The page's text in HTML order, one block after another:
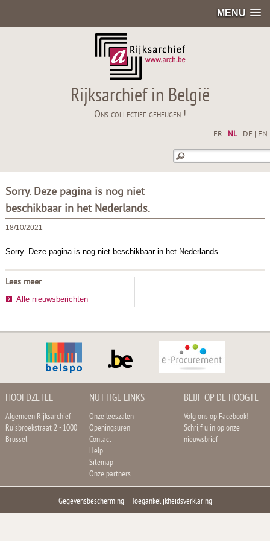
MENU
Rijksarchief in België
Ons collectief geheugen !
FR NL| DE EN
Sorry. Deze pagina is nog niet
beschikbaar in het Nederlands.
18/10/2021
Sorry. Deze pagina is nog niet beschikbaar in het Nederlands.
Lees meer
Alle nieuwsberichten
HOOFDZETEL
Algemeen Rijksarchief
Ruisbroekstraat 2 - 1000
Brussel
NUTTIGE LINKS
Onze leeszalen
Openingsuren
Contact
Help
Sitemap
Onze partners
BLIJF OP DE HOOGTE
Volg ons op Facebook!
Schrijf u in op onze
nieuwsbrief
Gegevensbescherming–Toegankelijkheidsverklaring